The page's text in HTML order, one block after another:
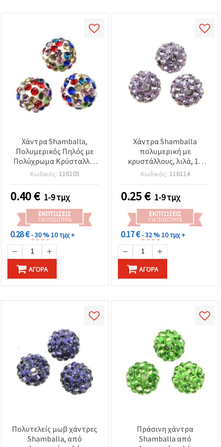
Χάντρα Shamballa,
Πολυμερικός Πηλός με
Πολύχρωμα Κρύσταλλα,
Μικτά Χρώματα, 10 mm,
Τρύπα 1,5 mm, Υλικό για
Χειροποίητα Κοσμήματα
Κωδικός: 116105
0.40€ 1-9 τμχ
ΕΚΠΤΏΣΕΙΣ
ΓΙΑ ΠΟΣΌΤΗΤΑ
0.28 €- 30 %10 τμχ +
ΑΓΟΡΆ
Χάντρα Shamballa
πολυμερική με
κρυστάλλους, λιλά, 10
mm, τρύπα 1,5 mm,
φινίρισμα υψηλής
γυαλάδας
Κωδικός: 116114
0.25€ 1-9 τμχ
ΕΚΠΤΏΣΕΙΣ
ΓΙΑ ΠΟΣΌΤΗΤΑ
0.17 €- 32 %10 τμχ +
ΑΓΟΡΆ
Πολυτελείς μωβ χάντρες
Shamballa, από
Πράσινη χάντρα
Shamballa από